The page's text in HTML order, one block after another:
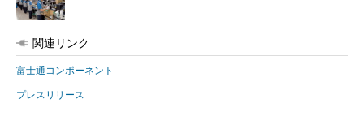
関連リンク
富士通コンポーネント
プレスリリース